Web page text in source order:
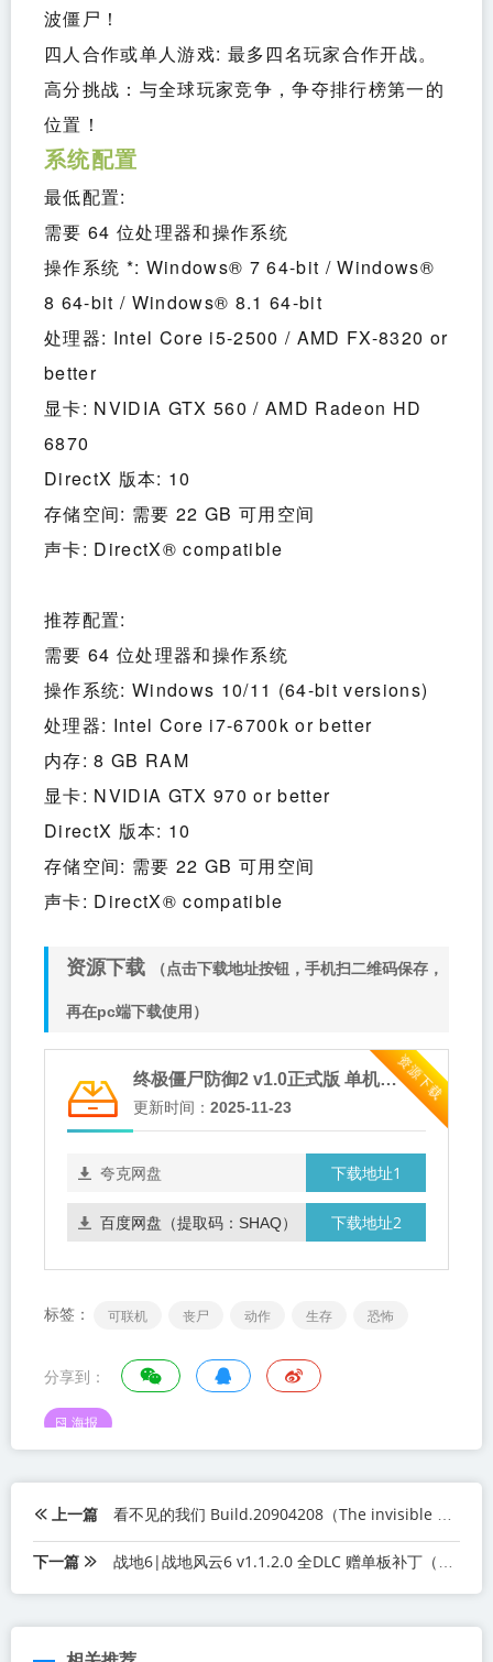
波僵尸！
四人合作或单人游戏: 最多四名玩家合作开战。
高分挑战：与全球玩家竞争，争夺排行榜第一的
位置！
系统配置
最低配置:
需要 64 位处理器和操作系统
操作系统 *: Windows® 7 64-bit / Windows®
8 64-bit / Windows® 8.1 64-bit
处理器: Intel Core i5-2500 / AMD FX-8320 or
better
显卡: NVIDIA GTX 560 / AMD Radeon HD
6870
DirectX 版本: 10
存储空间: 需要 22 GB 可用空间
声卡: DirectX® compatible
推荐配置:
需要 64 位处理器和操作系统
操作系统: Windows 10/11 (64-bit versions)
处理器: Intel Core i7-6700k or better
内存: 8 GB RAM
显卡: NVIDIA GTX 970 or better
DirectX 版本: 10
存储空间: 需要 22 GB 可用空间
声卡: DirectX® compatible
资源下载 （点击下载地址按钮，手机扫二维码保存，
再在pc端下载使用）
资源下载
终极僵尸防御2 v1.0正式版 单机+联机（Ultimate Zombie Defense 2）免安装中文版
更新时间： 2025-11-23
下载地址1
夸克网盘
下载地址2
百度网盘（提取码：SHAQ）
标签： 可联机 丧尸 动作 生存 恐怖
分享到：
海报
上一篇 看不见的我们 Build.20904208（The invisible us）免安装中文版
下一篇 战地6|战地风云6 v1.1.2.0 全DLC 赠单板补丁（Battlefield 6）免安装中文版